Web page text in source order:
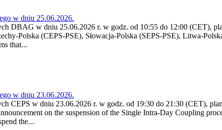
w dniu 25.06.2026.
DBAG w dniu 25.06.2026 r. w godz. od 10:55 do 12:00 (CET),
Polska (CEPS-PSE), Słowacja-Polska (SEPS-PSE), Litwa-
that...
w dniu 23.06.2026.
CEPS w dniu 23.06.2026 r. w godz. od 19:30 do 21:30 (CET),
on the suspension of the Single Intra-Day Coupling
the...